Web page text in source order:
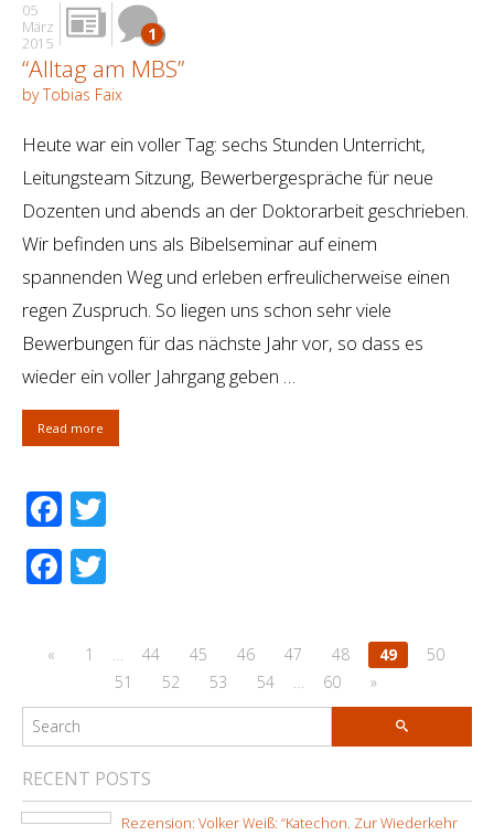
05
März
2015
1
“Alltag am MBS”
by Tobias Faix
Heute war ein voller Tag: sechs Stunden Unterricht,
Leitungsteam Sitzung, Bewerbergespräche für neue
Dozenten und abends an der Doktorarbeit geschrieben.
Wir befinden uns als Bibelseminar auf einem
spannenden Weg und erleben erfreulicherweise einen
regen Zuspruch. So liegen uns schon sehr viele
Bewerbungen für das nächste Jahr vor, so dass es
wieder ein voller Jahrgang geben …
Read more
Facebook
Facebook
« 1 … 44 45 46 47 48 49
50
51
52 53 54 … 60 »
RECENT POSTS
Rezension: Volker Weiß: “Katechon. Zur Wiederkehr